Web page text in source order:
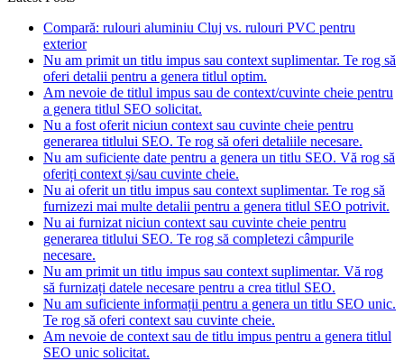
Compară: rulouri aluminiu Cluj vs. rulouri PVC pentru
exterior
Nu am primit un titlu impus sau context suplimentar. Te rog să
oferi detalii pentru a genera titlul optim.
Am nevoie de titlul impus sau de context/cuvinte cheie pentru
a genera titlul SEO solicitat.
Nu a fost oferit niciun context sau cuvinte cheie pentru
generarea titlului SEO. Te rog să oferi detaliile necesare.
Nu am suficiente date pentru a genera un titlu SEO. Vă rog să
oferiți context și/sau cuvinte cheie.
Nu ai oferit un titlu impus sau context suplimentar. Te rog să
furnizezi mai multe detalii pentru a genera titlul SEO potrivit.
Nu ai furnizat niciun context sau cuvinte cheie pentru
generarea titlului SEO. Te rog să completezi câmpurile
necesare.
Nu am primit un titlu impus sau context suplimentar. Vă rog
să furnizați datele necesare pentru a crea titlul SEO.
Nu am suficiente informații pentru a genera un titlu SEO unic.
Te rog să oferi context sau cuvinte cheie.
Am nevoie de context sau de titlu impus pentru a genera titlul
SEO unic solicitat.